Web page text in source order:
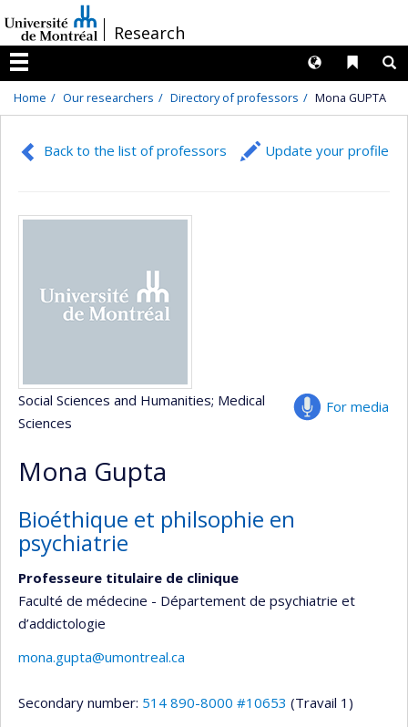
au
contenu
/Research
Menu
Liens
Langues
Home Our researchers Directory of professors Mona GUPTA
Back to the list of professors Update your profile
For media
Social Sciences and Humanities; Medical
Sciences
Mona Gupta
Bioéthique et philsophie en
psychiatrie
Professeure titulaire de clinique
Faculté de médecine - Département de psychiatrie et
d’addictologie
mona.gupta@umontreal.ca
Secondary number: 514 890-8000 #10653 (Travail 1)